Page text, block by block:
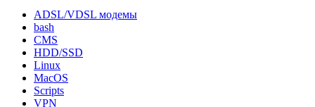
ADSL/VDSL модемы
bash
CMS
HDD/SSD
Linux
MacOS
Scripts
VPN